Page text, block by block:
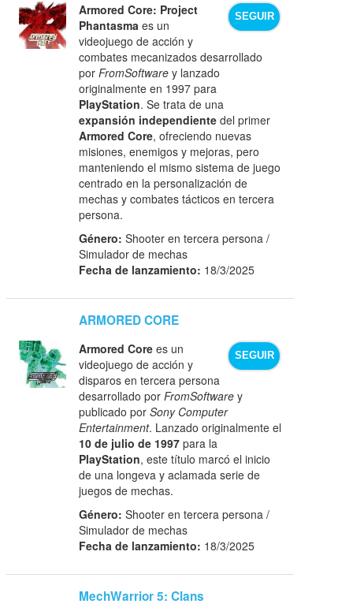
SEGUIR
Armored Core: Project
Phantasma es un
videojuego de acción y
combates mecanizados desarrollado
porFromSoftware y lanzado
originalmente en 1997 para
PlayStation. Se trata de una
expansión independiente del primer
Armored Core, ofreciendo nuevas
misiones, enemigos y mejoras, pero
manteniendo el mismo sistema de juego
centrado en la personalización de
mechas y combates tácticos en tercera
persona.
Género: Shooter en tercera persona /
Simulador de mechas
Fecha de lanzamiento: 18/3/2025
ARMORED CORE
SEGUIR
Armored Core es un
videojuego de acción y
disparos en tercera persona
desarrollado porFromSoftware y
publicado porSony Computer
Entertainment. Lanzado originalmente el
10 de julio de 1997 para la
PlayStation, este título marcó el inicio
de una longeva y aclamada serie de
juegos de mechas.
Género: Shooter en tercera persona /
Simulador de mechas
Fecha de lanzamiento: 18/3/2025
MechWarrior 5: Clans